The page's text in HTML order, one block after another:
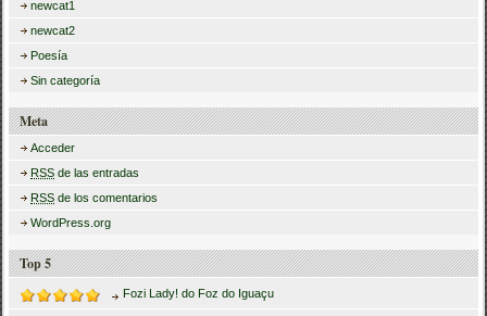
newcat1
newcat2
Poesía
Sin categoría
Meta
Acceder
RSS de las entradas
RSS de los comentarios
WordPress.org
Top 5
Fozi Lady! do Foz do Iguaçu